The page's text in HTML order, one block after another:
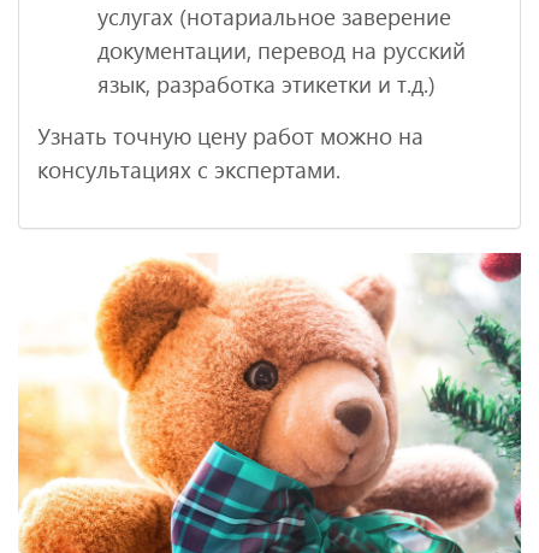
услугах (нотариальное заверение
документации, перевод на русский
язык, разработка этикетки и т.д.)
Узнать точную цену работ можно на
консультациях с экспертами.